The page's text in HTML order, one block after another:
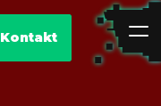
Kontakt